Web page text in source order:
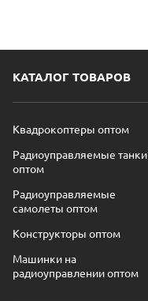
КАТАЛОГ ТОВАРОВ
Квадрокоптеры оптом
Радиоуправляемые танки
оптом
Радиоуправляемые
самолеты оптом
Конструкторы оптом
Машинки на
радиоуправлении оптом